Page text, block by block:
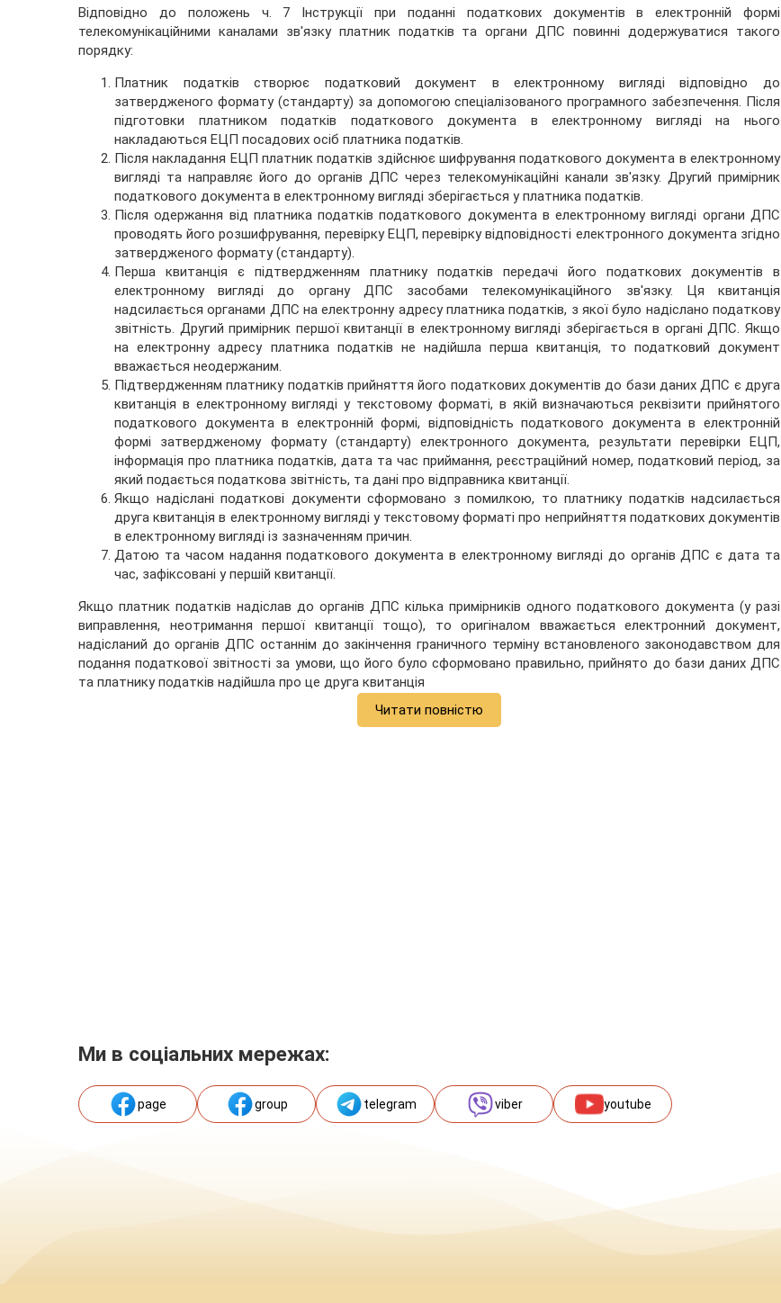
Відповідно до положень ч. 7 Інструкції при поданні податкових документів в електронній формі
телекомунікаційними каналами зв'язку платник податків та органи ДПС повинні додержуватися такого
порядку:
Платник податків створює податковий документ в електронному вигляді відповідно до
затвердженого формату (стандарту) за допомогою спеціалізованого програмного забезпечення. Після
підготовки платником податків податкового документа в електронному вигляді на нього
накладаються ЕЦП посадових осіб платника податків.
Після накладання ЕЦП платник податків здійснює шифрування податкового документа в електронному
вигляді та направляє його до органів ДПС через телекомунікаційні канали зв'язку. Другий примірник
податкового документа в електронному вигляді зберігається у платника податків.
Після одержання від платника податків податкового документа в електронному вигляді органи ДПС
проводять його розшифрування, перевірку ЕЦП, перевірку відповідності електронного документа згідно
затвердженого формату (стандарту).
Перша квитанція є підтвердженням платнику податків передачі його податкових документів в
електронному вигляді до органу ДПС засобами телекомунікаційного зв'язку. Ця квитанція
надсилається органами ДПС на електронну адресу платника податків, з якої було надіслано податкову
звітність. Другий примірник першої квитанції в електронному вигляді зберігається в органі ДПС. Якщо
на електронну адресу платника податків не надійшла перша квитанція, то податковий документ
вважається неодержаним.
Підтвердженням платнику податків прийняття його податкових документів до бази даних ДПС є друга
квитанція в електронному вигляді у текстовому форматі, в якій визначаються реквізити прийнятого
податкового документа в електронній формі, відповідність податкового документа в електронній
формі затвердженому формату (стандарту) електронного документа, результати перевірки ЕЦП,
інформація про платника податків, дата та час приймання, реєстраційний номер, податковий період, за
який подається податкова звітність, та дані про відправника квитанції.
Якщо надіслані податкові документи сформовано з помилкою, то платнику податків надсилається
друга квитанція в електронному вигляді у текстовому форматі про неприйняття податкових документів
в електронному вигляді із зазначенням причин.
Датою та часом надання податкового документа в електронному вигляді до органів ДПС є дата та
час, зафіксовані у першій квитанції.
Якщо платник податків надіслав до органів ДПС кілька примірників одного податкового документа (у разі
виправлення, неотримання першої квитанції тощо), то оригіналом вважається електронний документ,
надісланий до органів ДПС останнім до закінчення граничного терміну встановленого законодавством для
подання податкової звітності за умови, що його було сформовано правильно, прийнято до бази даних ДПС
та платнику податків надійшла про це друга квитанція
Читати повністю
Ми в соціальних мережах:
page group telegram viber youtube